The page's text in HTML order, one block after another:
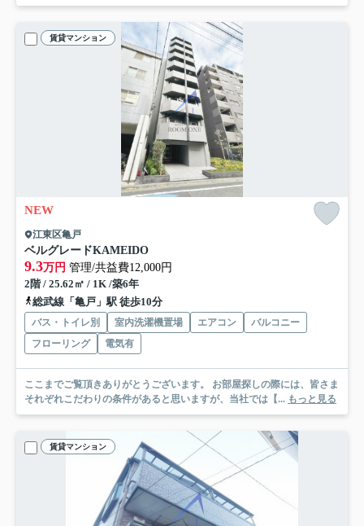
賃貸マンション
NEW
江東区亀戸
ベルグレードKAMEIDO
9.3万円 管理/共益費12,000円
2階 / 25.62㎡ / 1K /築6年
総武線「亀戸」駅 徒歩10分
バス・トイレ別 室内洗濯機置場 エアコン
バルコニー
フローリング
電気有
ここまでご覧頂きありがとうございます。 お部屋探しの際には、皆さま
それぞれこだわりの条件があると思いますが、当社では【... もっと見る
賃貸マンション